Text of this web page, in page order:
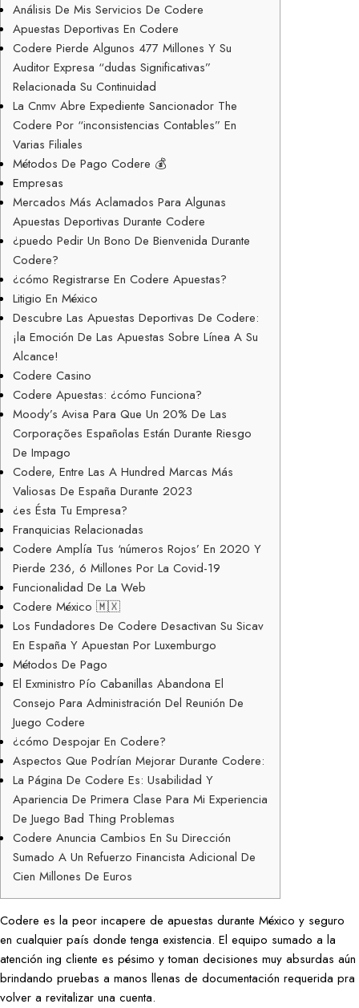
Análisis De Mis Servicios De Codere
Apuestas Deportivas En Codere
Codere Pierde Algunos 477 Millones Y Su
Auditor Expresa “dudas Significativas”
Relacionada Su Continuidad
La Cnmv Abre Expediente Sancionador The
Codere Por “inconsistencias Contables” En
Varias Filiales
Métodos De Pago Codere 💰
Empresas
Mercados Más Aclamados Para Algunas
Apuestas Deportivas Durante Codere
¿puedo Pedir Un Bono De Bienvenida Durante
Codere?
¿cómo Registrarse En Codere Apuestas?
Litigio En México
Descubre Las Apuestas Deportivas De Codere:
¡la Emoción De Las Apuestas Sobre Línea A Su
Alcance!
Codere Casino
Codere Apuestas: ¿cómo Funciona?
Moody’s Avisa Para Que Un 20% De Las
Corporações Españolas Están Durante Riesgo
De Impago
Codere, Entre Las A Hundred Marcas Más
Valiosas De España Durante 2023
¿es Ésta Tu Empresa?
Franquicias Relacionadas
Codere Amplía Tus ‘números Rojos’ En 2020 Y
Pierde 236, 6 Millones Por La Covid-19
Funcionalidad De La Web
Codere México 🇲🇽
Los Fundadores De Codere Desactivan Su Sicav
En España Y Apuestan Por Luxemburgo
Métodos De Pago
El Exministro Pío Cabanillas Abandona El
Consejo Para Administración Del Reunión De
Juego Codere
¿cómo Despojar En Codere?
Aspectos Que Podrían Mejorar Durante Codere:
La Página De Codere Es: Usabilidad Y
Apariencia De Primera Clase Para Mi Experiencia
De Juego Bad Thing Problemas
Codere Anuncia Cambios En Su Dirección
Sumado A Un Refuerzo Financista Adicional De
Cien Millones De Euros
Codere es la peor incapere de apuestas durante México y seguro
en cualquier país donde tenga existencia. El equipo sumado a la
atención ing cliente es pésimo y toman decisiones muy absurdas aún
brindando pruebas a manos llenas de documentación requerida pra
volver a revitalizar una cuenta.